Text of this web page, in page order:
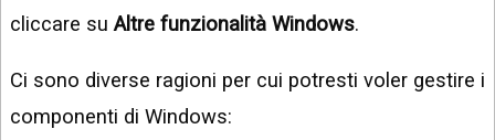
cliccare su Altre funzionalità Windows.
Ci sono diverse ragioni per cui potresti voler gestire i
componenti di Windows: